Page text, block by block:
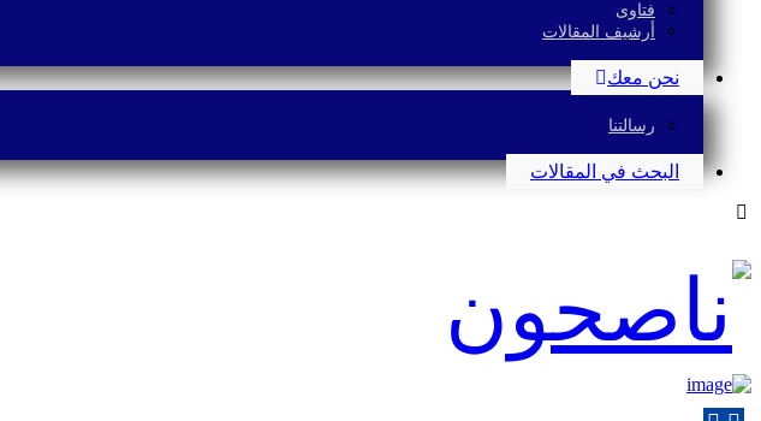
فتاوى
أرشيف المقالات
نحن معك
رسالتنا
البحث في المقالات